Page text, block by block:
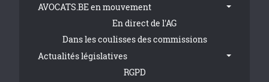
AVOCATS.BE en mouvement
En direct de l'AG
Dans les coulisses des commissions
Actualités législatives
RGPD